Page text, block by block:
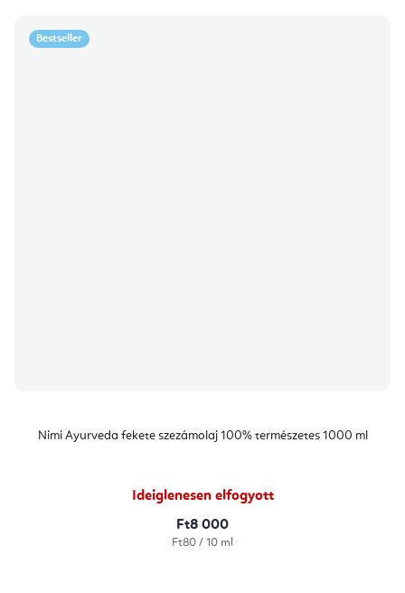
Bestseller
Nimi Ayurveda fekete szezámolaj 100% természetes 1000 ml
Ideiglenesen elfogyott
Ft8 000
Egységár:
Ft80 / 10 ml